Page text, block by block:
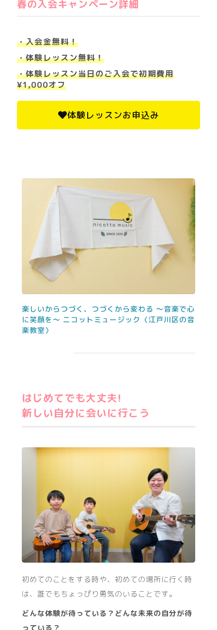
春の入会キャンペーン詳細
・入会金無料！
・体験レッスン無料！
・体験レッスン当日のご入会で初期費用
¥1,000オフ
体験レッスンお申込み
楽しいからつづく、つづくから変わる 〜音楽で心
に笑顔を〜 ニコットミュージック〈江戸川区の音
楽教室〉
はじめてでも大丈夫!
新しい自分に会いに行こう
初めてのことをする時や、初めての場所に行く時
は、誰でもちょっぴり勇気のいることです。
どんな体験が待っている？どんな未来の自分が待